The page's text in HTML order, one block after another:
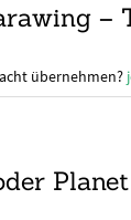
–
übernehmen?